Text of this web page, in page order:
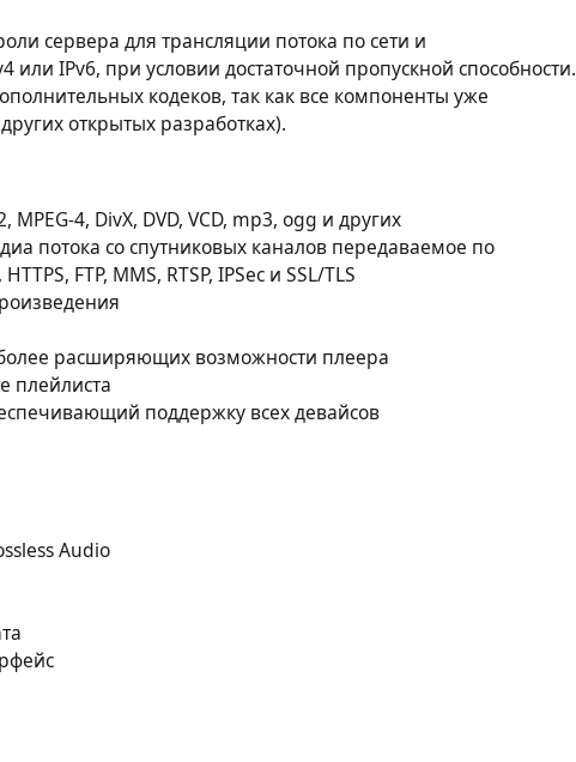
сервера для трансляции потока по сети и
или IPv6, при условии достаточной пропускной способности.
кодеков, так как все компоненты уже
открытых разработках).
MPEG-4, DivX, DVD, VCD, mp3, ogg и других
потока со спутниковых каналов передаваемое по
FTP, MMS, RTSP, IPSec и SSL/TLS
расширяющих возможности плеера
плейлиста
поддержку всех девайсов
Audio